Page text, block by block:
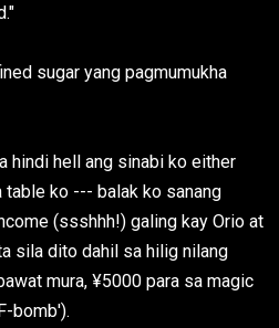
sugar yang pagmumukha
hindi hell ang sinabi ko either
ko --- balak ko sanang
(ssshhh!) galing kay Orio at
sila dito dahil sa hilig nilang
mura, ¥5000 para sa magic
bomb').